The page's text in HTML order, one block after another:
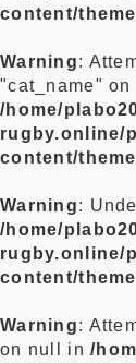
お問い合
content/
Warning:
"cat_name"
/home/
rugby.online/
content/
Warning:
/home/
rugby.online/
content/
Warning:
on null in/